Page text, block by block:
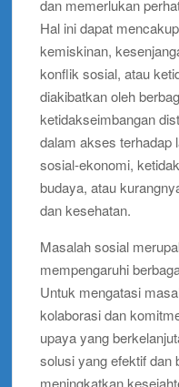
dan memerlukan
Hal ini dapat
kemiskinan,
konflik sosial, atau
diakibatkan oleh
ketidakseimbangan
dalam akses terhadap
sosial-ekonomi,
budaya, atau
dan kesehatan.
Masalah sosial
mempengaruhi
Untuk mengatasi
kolaborasi dan
upaya yang
solusi yang efektif dan
meningkatkan